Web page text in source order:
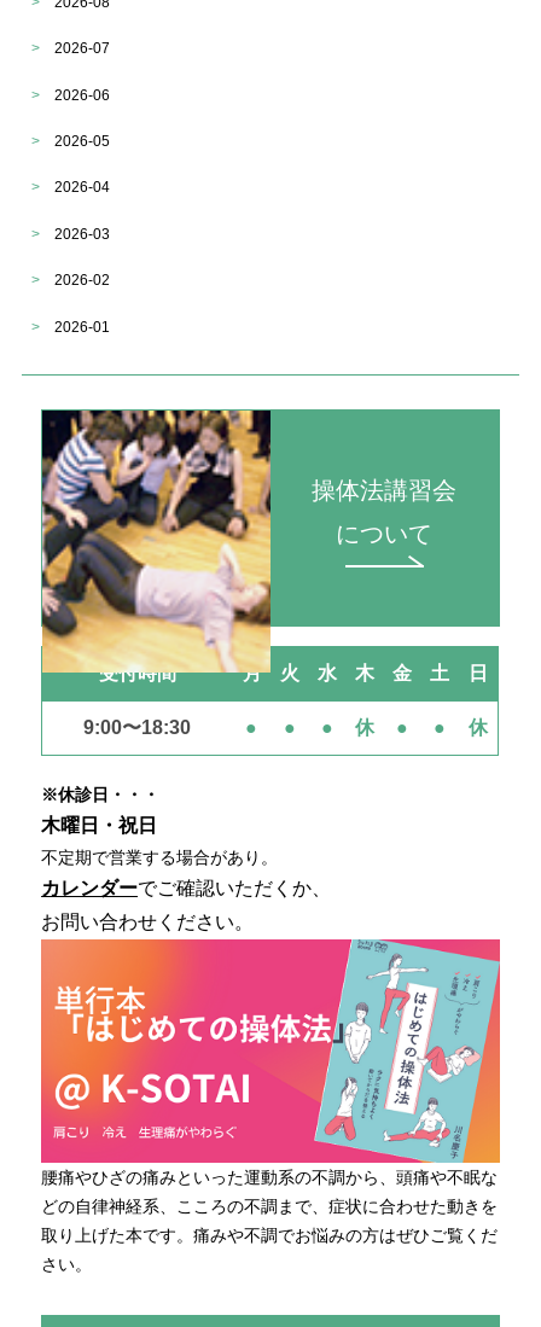
> 2026-07
> 2026-06
> 2026-05
> 2026-04
> 2026-03
> 2026-02
> 2026-01
操体法講習会
について
受付時間 月 火 水 木 金 土 日
9:00〜18:30 ● ● ● 休 ● ● 休
※休診日・・・
木曜日・祝日
不定期で営業する場合があり。
カレンダーでご確認いただくか、
お問い合わせください。
腰痛やひざの痛みといった運動系の不調から、頭痛や不眠な
どの自律神経系、こころの不調まで、症状に合わせた動きを
取り上げた本です。痛みや不調でお悩みの方はぜひご覧くだ
さい。